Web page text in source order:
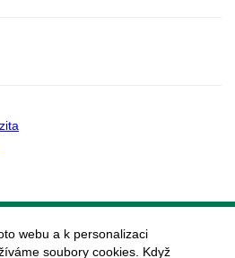
webu a k personalizaci
soubory cookies. Když